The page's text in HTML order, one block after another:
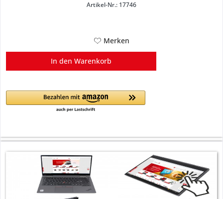
Artikel-Nr.: 17746
Merken
In den Warenkorb